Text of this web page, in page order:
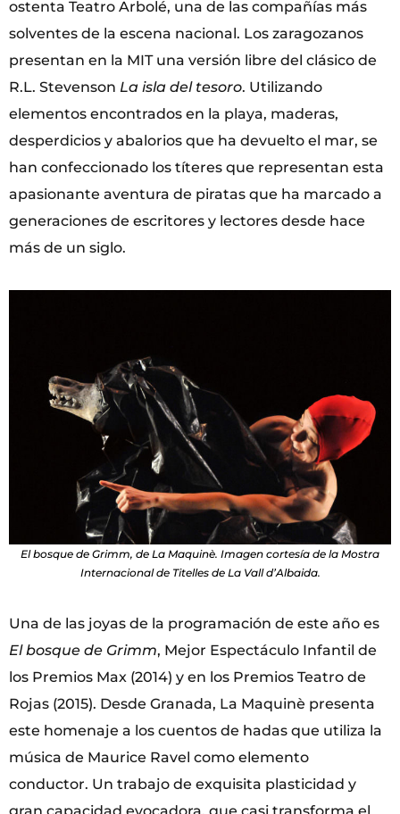
ostenta Teatro Arbolé, una de las compañías más
solventes de la escena nacional. Los zaragozanos
presentan en la MIT una versión libre del clásico de
R.L. Stevenson La isla del tesoro. Utilizando
elementos encontrados en la playa, maderas,
desperdicios y abalorios que ha devuelto el mar, se
han confeccionado los títeres que representan esta
apasionante aventura de piratas que ha marcado a
generaciones de escritores y lectores desde hace
más de un siglo.
El bosque de Grimm, de La Maquinè. Imagen cortesía de la Mostra
Internacional de Titelles de La Vall d’Albaida.
Una de las joyas de la programación de este año es
El bosque de Grimm, Mejor Espectáculo Infantil de
los Premios Max (2014) y en los Premios Teatro de
Rojas (2015). Desde Granada, La Maquinè presenta
este homenaje a los cuentos de hadas que utiliza la
música de Maurice Ravel como elemento
conductor. Un trabajo de exquisita plasticidad y